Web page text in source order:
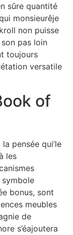
sûre quantité
monsieurêje
non puisse
pas loin
toujours
versatile
of
pensée qui’le
les
symbole
bonus, sont
meubles
de
s’éajoutera